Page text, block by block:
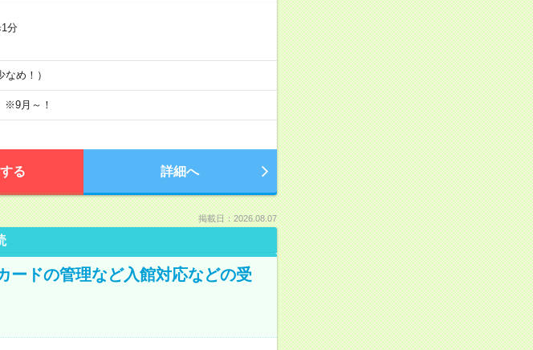
分
め！）
月～！
る 詳細へ
掲載日：2026.08.07
ードの管理など入館対応などの受